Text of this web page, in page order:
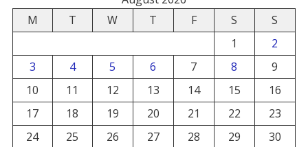
M
T W T F S
S
1
2
3
4 5 6 7 8
9
10
11 12 13 14 15
16
17
18 19 20 21 22
23
24
25 26 27 28 29
30